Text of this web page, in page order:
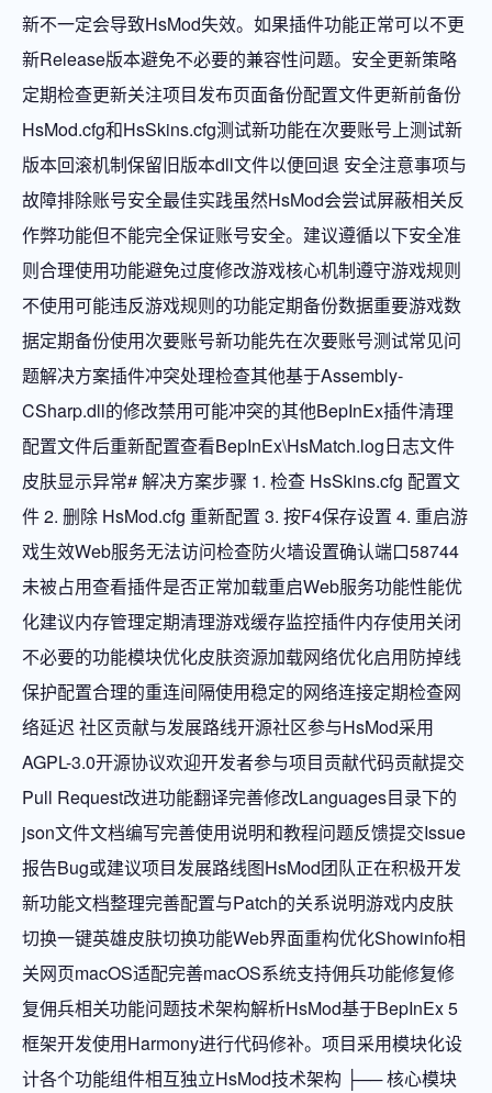
新不一定会导致HsMod失效。如果插件功能正常可以不更
新Release版本避免不必要的兼容性问题。安全更新策略
定期检查更新关注项目发布页面备份配置文件更新前备份
HsMod.cfg和HsSkins.cfg测试新功能在次要账号上测试新
版本回滚机制保留旧版本dll文件以便回退️ 安全注意事项与
故障排除账号安全最佳实践虽然HsMod会尝试屏蔽相关反
作弊功能但不能完全保证账号安全。建议遵循以下安全准
则合理使用功能避免过度修改游戏核心机制遵守游戏规则
不使用可能违反游戏规则的功能定期备份数据重要游戏数
据定期备份使用次要账号新功能先在次要账号测试常见问
题解决方案插件冲突处理检查其他基于Assembly-
CSharp.dll的修改禁用可能冲突的其他BepInEx插件清理
配置文件后重新配置查看BepInEx\HsMatch.log日志文件
皮肤显示异常# 解决方案步骤 1. 检查 HsSkins.cfg 配置文
件 2. 删除 HsMod.cfg 重新配置 3. 按F4保存设置 4. 重启游
戏生效Web服务无法访问检查防火墙设置确认端口58744
未被占用查看插件是否正常加载重启Web服务功能性能优
化建议内存管理定期清理游戏缓存监控插件内存使用关闭
不必要的功能模块优化皮肤资源加载网络优化启用防掉线
保护配置合理的重连间隔使用稳定的网络连接定期检查网
络延迟 社区贡献与发展路线开源社区参与HsMod采用
AGPL-3.0开源协议欢迎开发者参与项目贡献代码贡献提交
Pull Request改进功能翻译完善修改Languages目录下的
json文件文档编写完善使用说明和教程问题反馈提交Issue
报告Bug或建议项目发展路线图HsMod团队正在积极开发
新功能文档整理完善配置与Patch的关系说明游戏内皮肤
切换一键英雄皮肤切换功能Web界面重构优化Showinfo相
关网页macOS适配完善macOS系统支持佣兵功能修复修
复佣兵相关功能问题技术架构解析HsMod基于BepInEx 5
框架开发使用Harmony进行代码修补。项目采用模块化设
计各个功能组件相互独立HsMod技术架构 ├── 核心模块